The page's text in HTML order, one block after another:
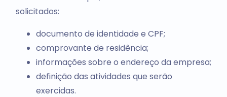
solicitados:
documento de identidade e CPF;
comprovante de residência;
informações sobre o endereço da empresa;
definição das atividades que serão
exercidas.